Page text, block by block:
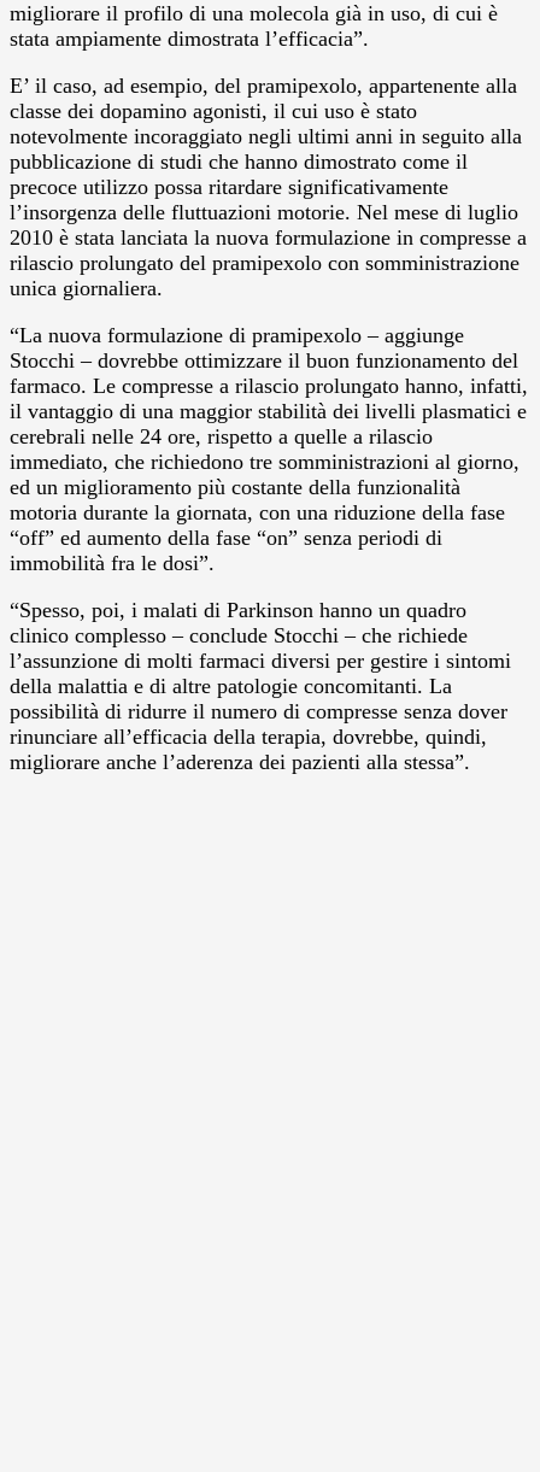
migliorare il profilo di una molecola già in uso, di cui è
stata ampiamente dimostrata l’efficacia”.
E’ il caso, ad esempio, del pramipexolo, appartenente alla
classe dei dopamino agonisti, il cui uso è stato
notevolmente incoraggiato negli ultimi anni in seguito alla
pubblicazione di studi che hanno dimostrato come il
precoce utilizzo possa ritardare significativamente
l’insorgenza delle fluttuazioni motorie. Nel mese di luglio
2010 è stata lanciata la nuova formulazione in compresse a
rilascio prolungato del pramipexolo con somministrazione
unica giornaliera.
“La nuova formulazione di pramipexolo – aggiunge
Stocchi – dovrebbe ottimizzare il buon funzionamento del
farmaco. Le compresse a rilascio prolungato hanno, infatti,
il vantaggio di una maggior stabilità dei livelli plasmatici e
cerebrali nelle 24 ore, rispetto a quelle a rilascio
immediato, che richiedono tre somministrazioni al giorno,
ed un miglioramento più costante della funzionalità
motoria durante la giornata, con una riduzione della fase
“off” ed aumento della fase “on” senza periodi di
immobilità fra le dosi”.
“Spesso, poi, i malati di Parkinson hanno un quadro
clinico complesso – conclude Stocchi – che richiede
l’assunzione di molti farmaci diversi per gestire i sintomi
della malattia e di altre patologie concomitanti. La
possibilità di ridurre il numero di compresse senza dover
rinunciare all’efficacia della terapia, dovrebbe, quindi,
migliorare anche l’aderenza dei pazienti alla stessa”.